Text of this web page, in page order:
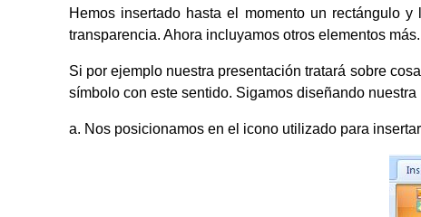
Hemos insertado hasta el momento un rectángulo
transparencia. Ahora incluyamos otros elementos más.
Si por ejemplo nuestra presentación tratará sobre
símbolo con este sentido. Sigamos diseñando nuestra
a. Nos posicionamos en el icono utilizado para